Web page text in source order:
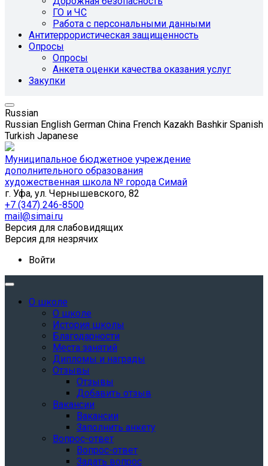
ГО и ЧС
Работа с персональными данными
Антитеррористическая защищенность
Опросы
Опросы
Анкета оценки качества оказания услуг
Закупки
Russian
Russian English German China French Kazakh Bashkir Spanish
Turkish Japanese
Муниципальное бюджетное учреждение
дополнительного образования
художественная школа № города Симай
г. Уфа, ул. Чернышевского, 82
+7 (347) 246-8500
mail@simai.ru
Версия для слабовидящих
Версия для незрячих
Войти
О школе
О школе
История школы
Благодарности
Места занятий
Дипломы и награды
Отзывы
Отзывы
Добавить отзыв
Вакансии
Вакансии
Заполнить анкету
Вопрос-ответ
Вопрос-ответ
Задать вопрос